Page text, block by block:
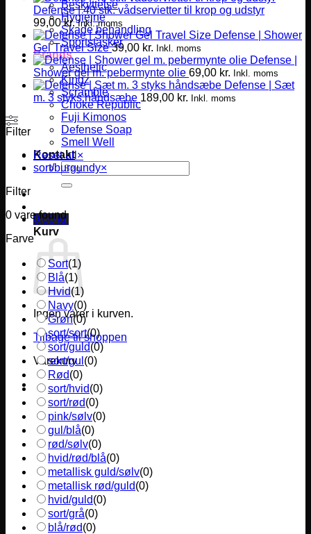
Beskyttelse
Hygiejne
Skade behandling
Sportstasker
Brands
Aesthetic
Kingz
Scramble
Choke Republic
Fuji Kimonos
Defense Soap
Smell Well
Kontakt
Søg
efter:
0,00 kr.
Kurv
Ingen varer i kurven.
Tilbage til shoppen
Varekurv
Defense | 40 stk. vådservietter til krop og udstyr
99,00kr. Inkl. moms
Defense | Shower
Gel Travel Size 39,00 kr. Inkl. moms
Defense |
Shower gel m. pebermynte olie 69,00 kr. Inkl. moms
Defense | Sæt
m. 3 styks håndsæbe 189,00 kr. Inkl. moms
Filter
Reset all ×
sort/burgundy×
Filter
0 vare found
Farve
Sort(1)
Blå(1)
Hvid(1)
Navy(0)
Grøn(0)
sort/sort(0)
sort/guld(0)
sort/gul (0)
Rød(0)
sort/hvid(0)
sort/rød(0)
pink/sølv(0)
gul/blå(0)
rød/sølv(0)
hvid/rød/blå(0)
metallisk guld/sølv(0)
metallisk rød/guld(0)
hvid/guld(0)
sort/grå(0)
blå/rød(0)